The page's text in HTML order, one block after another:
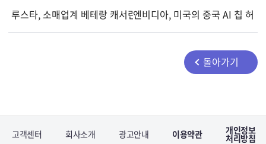
루스타, 소매업계 베테랑 캐서린 위그젤을 신임 CEO로 임명해
엔비디아, 미국의 중국 AI 칩 허
돌아가기
고객센터 회사소개 광고안내 이용약관 개인정보
처리방침